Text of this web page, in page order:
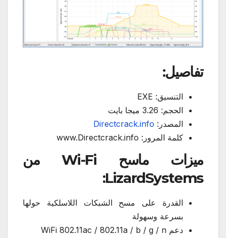
تفاصيل:
التنسيق: EXE
الحجم: 3.26 ميجا بايت
المصدر: Directcrack.info
كلمة المرور: www.Directcrack.info
ميزات ماسح Wi-Fi من
LizardSystems:
القدرة على مسح الشبكات اللاسلكية حولها
بسرعة وسهولة
دعم WiFi 802.11ac / 802.11a / b / g / n